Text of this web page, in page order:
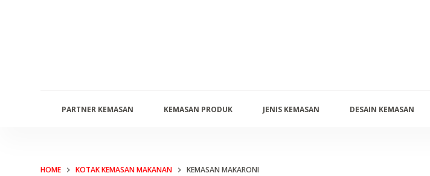
PARTNER KEMASAN KEMASAN PRODUK JENIS KEMASAN DESAIN KEMASAN
HOME KOTAK KEMASAN MAKANAN KEMASAN MAKARONI